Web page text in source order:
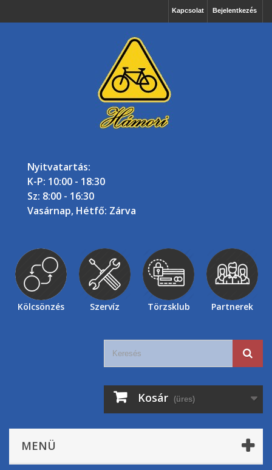
Bejelentkezés
Kapcsolat
Nyitvatartás:
K-P: 10:00 - 18:30
Sz: 8:00 - 16:30
Vasárnap, Hétfő: Zárva
Kölcsönzés Szervíz Törzsklub Partnerek
Kosár (üres)
MENÜ